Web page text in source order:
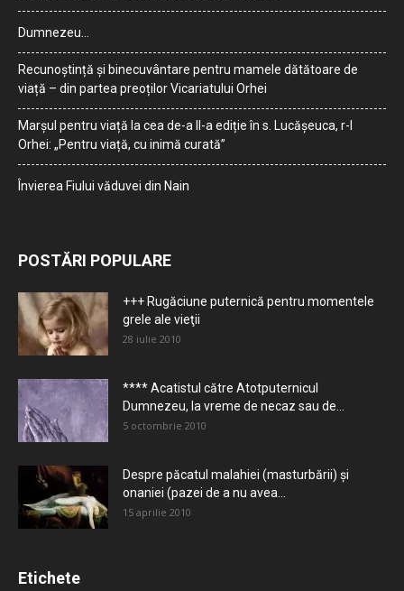
Dumnezeu…
Recunoștință și binecuvântare pentru mamele dătătoare de
viață – din partea preoților Vicariatului Orhei
Marșul pentru viață la cea de-a II-a ediție în s. Lucășeuca, r-l
Orhei: „Pentru viață, cu inimă curată”
Învierea Fiului văduvei din Nain
POSTĂRI POPULARE
+++ Rugăciune puternică pentru momentele
grele ale vieţii
28 iulie 2010
**** Acatistul către Atotputernicul
Dumnezeu, la vreme de necaz sau de...
5 octombrie 2010
Despre păcatul malahiei (masturbării) şi
onaniei (pazei de a nu avea...
15 aprilie 2010
Etichete